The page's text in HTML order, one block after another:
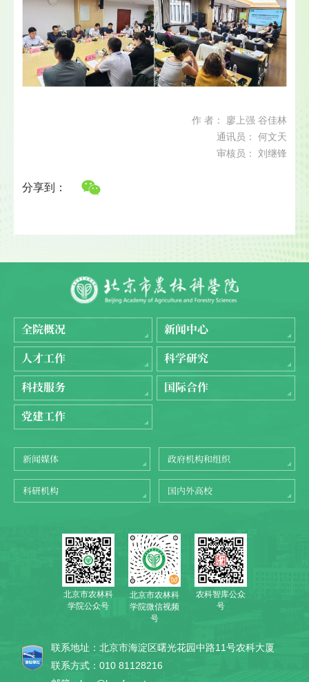
作 者： 廖上强 谷佳林
通讯员： 何文天
审核员： 刘继锋
分享到：
全院概况
新闻中心
人才工作
科学研究
科技服务
国际合作
党建工作
新闻媒体 政府机构和组织
科研机构 国内外高校
北京市农林科
学院公众号
北京市农林科
学院微信视频
号
农科智库公众
号
联系地址：北京市海淀区曙光花园中路11号农科大厦
联系方式：010 81128216